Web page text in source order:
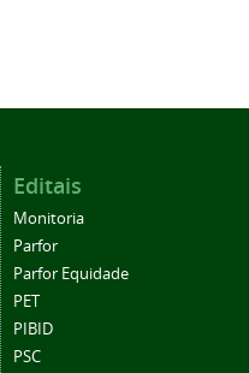
Editais
Monitoria
Parfor
Parfor Equidade
PET
PIBID
PSC